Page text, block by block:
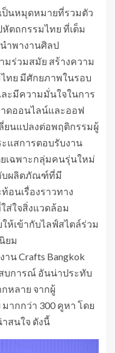
เป็นหมุดหมายที่รวมตัว
ตถกรรมไทย ที่เต็ม
ำพางานศิลป
มร่วมสมัย สร้างความ
ทย มีศักยภาพในรอบ
ะมีความมั่นใจในการ
ดออนไลน์และออฟ
ยนแปลงต่อพฤติกรรมผู้
แสการตอบรับงาน
เฉพาะกลุ่มคนรุ่นใหม่
บผลิตภัณฑ์ที่มี
อนเรื่องราวทาง
ส่ใจสิ่งแวดล้อม
ห้เข้ากับไลฟ์สไตล์ร่วม
ยม
น Crafts Bangkok
บการณ์ อันน่าประทับ
หลาย จากผู้
ากกว่า 300 คูหา โดย
สนใจ ดังนี้